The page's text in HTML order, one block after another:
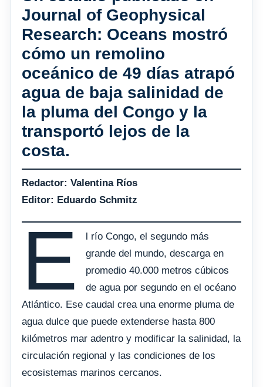
Journal of Geophysical
Research: Oceans mostró
cómo un remolino
oceánico de 49 días atrapó
agua de baja salinidad de
la pluma del Congo y la
transportó lejos de la
costa.
Redactor: Valentina Ríos
Editor: Eduardo Schmitz
E
l río Congo, el segundo más
grande del mundo, descarga en
promedio 40.000 metros cúbicos
de agua por segundo en el océano
Atlántico. Ese caudal crea una enorme pluma de
agua dulce que puede extenderse hasta 800
kilómetros mar adentro y modificar la salinidad, la
circulación regional y las condiciones de los
ecosistemas marinos cercanos.